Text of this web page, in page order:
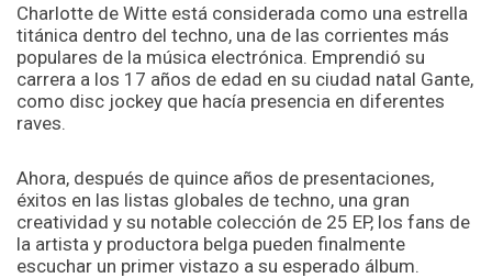
Charlotte de Witte está considerada como una estrella
titánica dentro del techno, una de las corrientes más
populares de la música electrónica. Emprendió su
carrera a los 17 años de edad en su ciudad natal Gante,
como disc jockey que hacía presencia en diferentes
raves.
Ahora, después de quince años de presentaciones,
éxitos en las listas globales de techno, una gran
creatividad y su notable colección de 25 EP, los fans de
la artista y productora belga pueden finalmente
escuchar un primer vistazo a su esperado álbum.